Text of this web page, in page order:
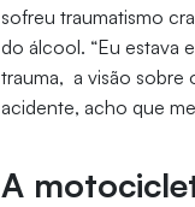
sofreu traumatismo
do álcool. “Eu estava
trauma, a visão sobre
acidente, acho que
A